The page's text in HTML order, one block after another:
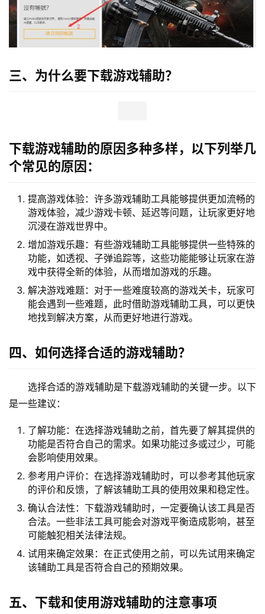
三、为什么要下载游戏辅助？
下载游戏辅助的原因多种多样，以下列举几
个常见的原因：
提高游戏体验：许多游戏辅助工具能够提供更加流畅的
游戏体验，减少游戏卡顿、延迟等问题，让玩家更好地
沉浸在游戏世界中。
增加游戏乐趣：有些游戏辅助工具能够提供一些特殊的
功能，如透视、子弹追踪等，这些功能能够让玩家在游
戏中获得全新的体验，从而增加游戏的乐趣。
解决游戏难题：对于一些难度较高的游戏关卡，玩家可
能会遇到一些难题，此时借助游戏辅助工具，可以更快
地找到解决方案，从而更好地进行游戏。
四、如何选择合适的游戏辅助？
选择合适的游戏辅助是下载游戏辅助的关键一步。以下
是一些建议：
了解功能：在选择游戏辅助之前，首先要了解其提供的
功能是否符合自己的需求。如果功能过多或过少，可能
会影响使用效果。
参考用户评价：在选择游戏辅助时，可以参考其他玩家
的评价和反馈，了解该辅助工具的使用效果和稳定性。
确认合法性：下载游戏辅助时，一定要确认该工具是否
合法。一些非法工具可能会对游戏平衡造成影响，甚至
可能触犯相关法律法规。
试用来确定效果：在正式使用之前，可以先试用来确定
该辅助工具是否符合自己的预期效果。
五、下载和使用游戏辅助的注意事项